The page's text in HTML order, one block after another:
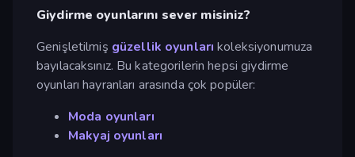
Giydirme oyunlarını sever misiniz?
Genişletilmiş güzellik oyunları koleksiyonumuza
bayılacaksınız. Bu kategorilerin hepsi giydirme
oyunları hayranları arasında çok popüler:
Moda oyunları
Makyaj oyunları